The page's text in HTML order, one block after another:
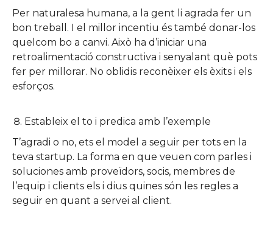
Per naturalesa humana, a la gent li agrada fer un
bon treball. I el millor incentiu és també donar-los
quelcom bo a canvi. Això ha d’iniciar una
retroalimentació constructiva i senyalant què pots
fer per millorar. No oblidis reconèixer els èxits i els
esforços.
Estableix el to i predica amb l’exemple
T’agradi o no, ets el model a seguir per tots en la
teva startup. La forma en que veuen com parles i
soluciones amb proveïdors, socis, membres de
l’equip i clients els i dius quines són les regles a
seguir en quant a servei al client.